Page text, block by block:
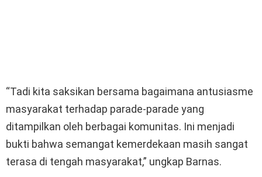
“Tadi kita saksikan bersama bagaimana antusiasme
masyarakat terhadap parade-parade yang
ditampilkan oleh berbagai komunitas. Ini menjadi
bukti bahwa semangat kemerdekaan masih sangat
terasa di tengah masyarakat,” ungkap Barnas.